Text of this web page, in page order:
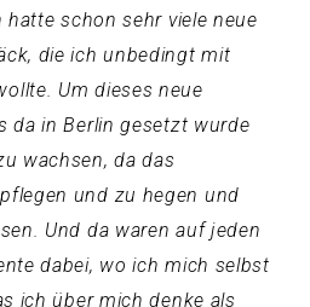
hatte schon sehr viele neue
die ich unbedingt mit
Um dieses neue
da in Berlin gesetzt wurde
wachsen, da das
und zu hegen und
Und da waren auf jeden
dabei, wo ich mich selbst
ich über mich denke als